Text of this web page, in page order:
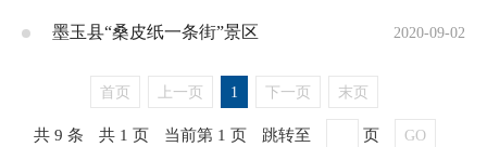
2020-09-02
墨玉县“桑皮纸一条街”景区
首页 上一页 1 下一页 末页
共 9 条 共 1 页 当前第 1 页 跳转至 页 GO